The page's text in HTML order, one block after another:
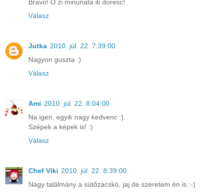
Bravo! O zi minunata iti doresc!
Válasz
Jutka 2010. júl. 22. 7:39:00
Nagyon guszta :)
Válasz
Ami 2010. júl. 22. 8:04:00
Na igen, egyik nagy kedvenc :).
Szépek a képek is! :)
Válasz
Chef Viki 2010. júl. 22. 8:39:00
Nagy találmány a sütőzacskó, jaj de szeretem én is :-)